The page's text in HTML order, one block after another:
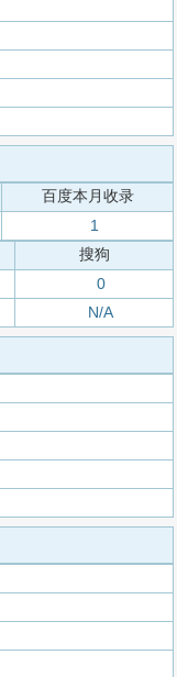
百度本月收录
1
搜狗
0
N/A